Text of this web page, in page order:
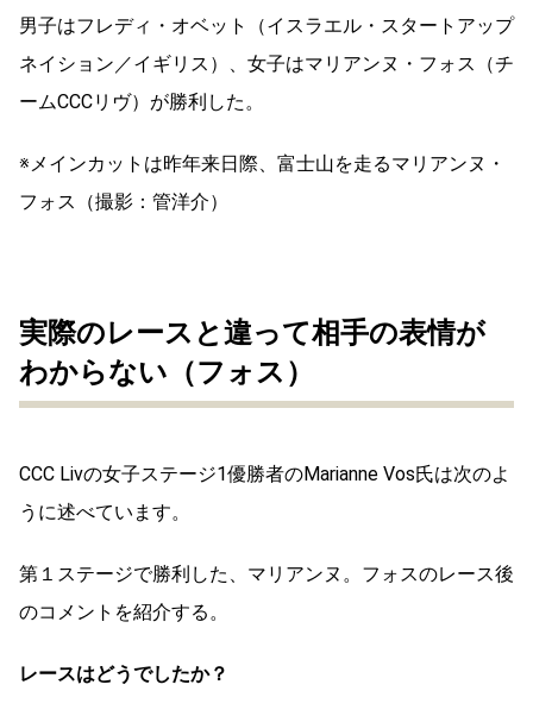
男子はフレディ・オベット（イスラエル・スタートアップ
ネイション／イギリス）、女子はマリアンヌ・フォス（チ
ームCCCリヴ）が勝利した。
※メインカットは昨年来日際、富士山を走るマリアンヌ・
フォス（撮影：管洋介）
実際のレースと違って相手の表情が
わからない（フォス）
CCC Livの女子ステージ1優勝者のMarianne Vos氏は次のよ
うに述べています。
第１ステージで勝利した、マリアンヌ。フォスのレース後
のコメントを紹介する。
レースはどうでしたか？